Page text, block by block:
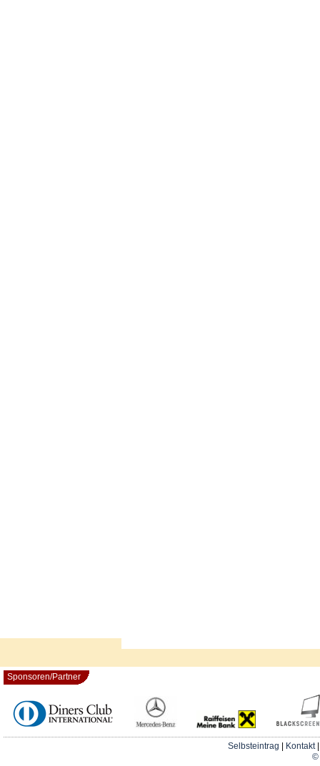
Sponsoren/Partner
Selbsteintrag Kontakt
©